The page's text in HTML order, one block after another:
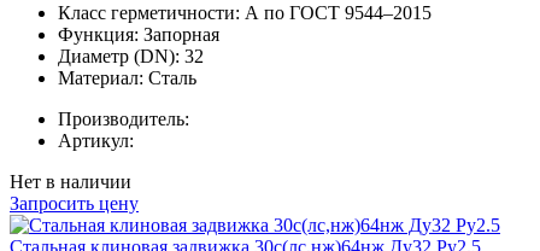
Класс герметичности: А по ГОСТ 9544–2015
Функция: Запорная
Диаметр (DN): 32
Материал: Сталь
Производитель:
Артикул:
Нет в наличии
Запросить цену
Стальная клиновая задвижка 30с(лс,нж)64нж Ду32 Ру2.5